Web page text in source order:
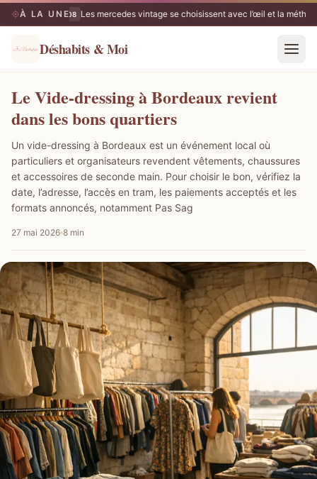
À LA UNE
07/08 Les mercedes vintage se choisissent avec l’œil et la
Déshabits & Moi
Le Vide-dressing à Bordeaux revient
dans les bons quartiers
Un vide-dressing à Bordeaux est un événement local où
particuliers et organisateurs revendent vêtements, chaussures
et accessoires de seconde main. Pour choisir le bon, vérifiez la
date, l’adresse, l’accès en tram, les paiements acceptés et les
formats annoncés, notamment Pas Sag
27 mai 2026 8 min